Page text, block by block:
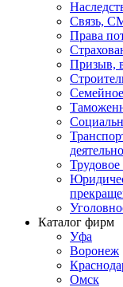
Связь,
Права
Призыв,
Трудовое
Каталог фирм
Уфа
Воронеж
Омск